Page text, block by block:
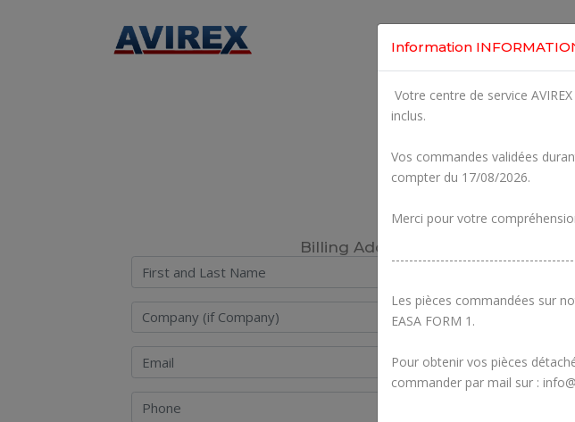
Your
If you have an
Billing Address
Information
Votre centre de service
inclus.
Vos commandes validées
compter du 17/08/2026.
Merci pour votre
Les pièces commandées sur
EASA FORM 1.
Pour obtenir vos pièces
commander par mail sur :